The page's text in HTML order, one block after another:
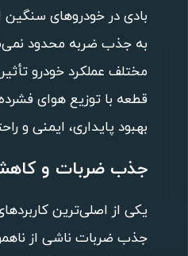
بادی در خودروهای
به جذب ضربه محدود
مختلف عملکرد خودرو
قطعه با توزیع هوای
بهبود پایداری، ایمنی و
جذب ضربات و
یکی از اصلی‌ترین
جذب ضربات ناشی از